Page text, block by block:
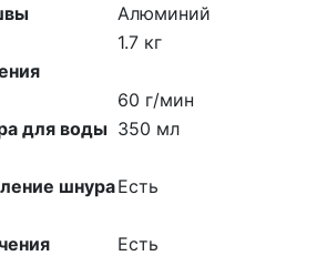
Алюминий
1.7 кг
60 г/мин
для воды 350 мл
шнураЕсть
Есть